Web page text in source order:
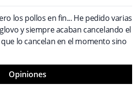
los pollos en fin... He pedido varias
y siempre acaban cancelando el
lo cancelan en el momento sino
Opiniones